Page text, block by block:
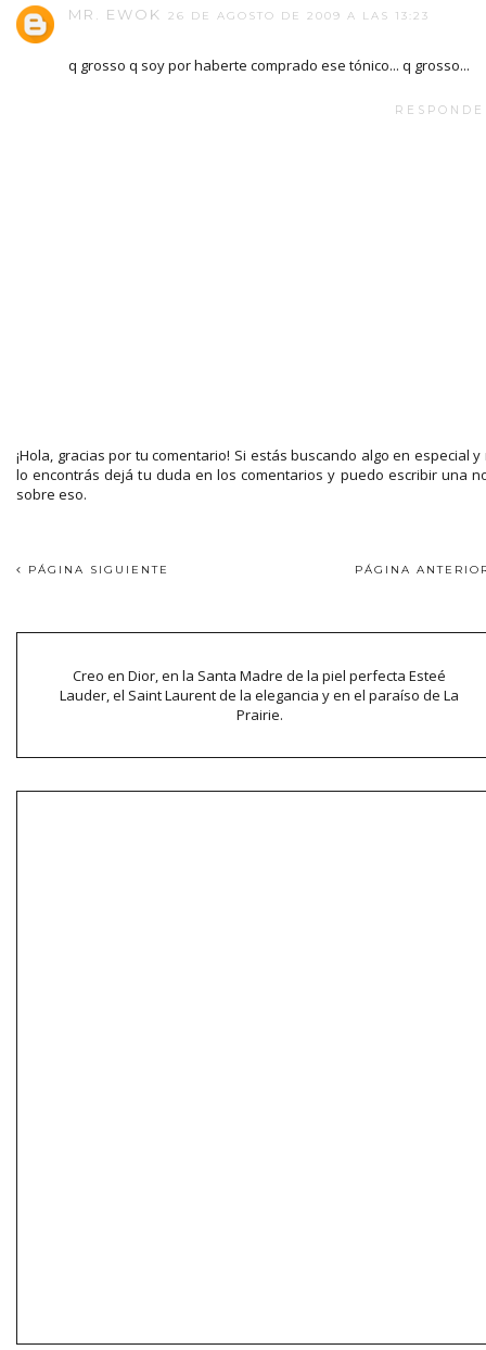
MR. EWOK 26 DE AGOSTO DE 2009 A LAS 13:23
q grosso q soy por haberte comprado ese tónico... q grosso...
¡Hola, gracias por tu comentario! Si estás buscando algo en especial y
lo encontrás dejá tu duda en los comentarios y puedo escribir una
sobre eso.
PÁGINA SIGUIENTE PÁGINA
Creo en Dior, en la Santa Madre de la piel perfecta Esteé
Lauder, el Saint Laurent de la elegancia y en el paraíso de La
Prairie.